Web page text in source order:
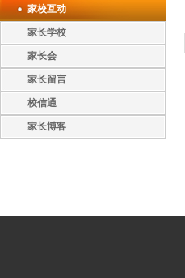
家校互动
家长学校
家长会
家长留言
校信通
家长博客